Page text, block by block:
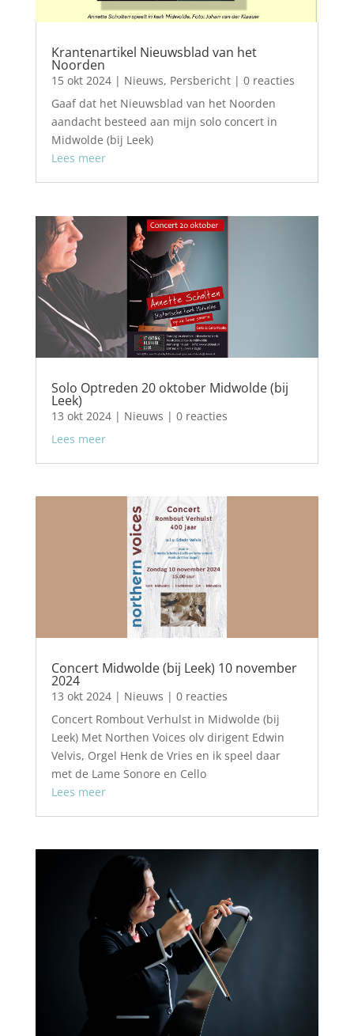
Krantenartikel Nieuwsblad van het
Noorden
15 okt 2024| Nieuws, Persbericht| 0 reacties
Gaaf dat het Nieuwsblad van het Noorden
aandacht besteed aan mijn solo concert in
Midwolde (bij Leek)
Lees meer
Solo Optreden 20 oktober Midwolde (bij
Leek)
13 okt 2024| Nieuws | 0 reacties
Lees meer
Concert Midwolde (bij Leek) 10 november
2024
13 okt 2024| Nieuws | 0 reacties
Concert Rombout Verhulst in Midwolde (bij
Leek) Met Northen Voices olv dirigent Edwin
Velvis, Orgel Henk de Vries en ik speel daar
met de Lame Sonore en Cello
Lees meer